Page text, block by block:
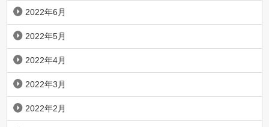
2022年6月
2022年5月
2022年4月
2022年3月
2022年2月